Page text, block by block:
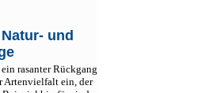
und
rasanter Rückgang
Artenvielfalt ein, der